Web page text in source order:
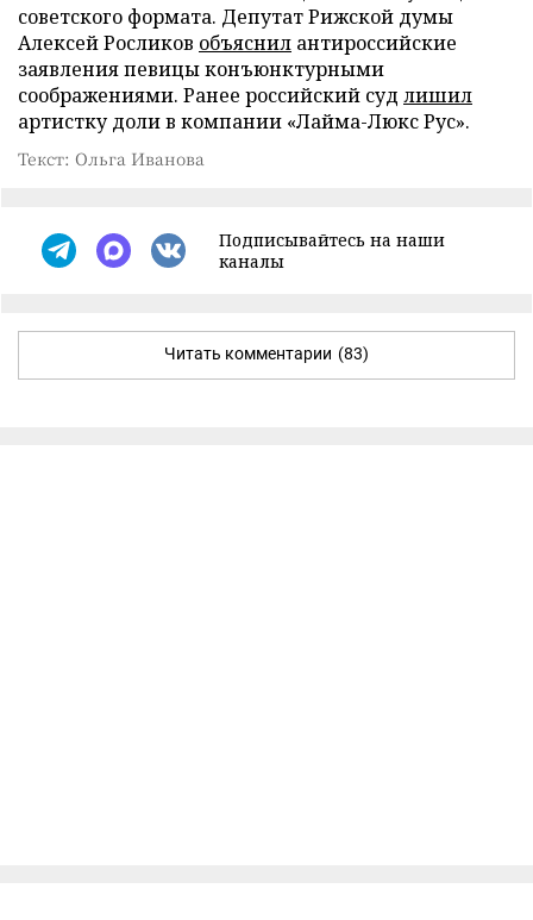
советского формата. Депутат Рижской думы
Алексей Росликов объяснил антироссийские
заявления певицы конъюнктурными
соображениями. Ранее российский суд лишил
артистку доли в компании «Лайма-Люкс Рус».
Текст: Ольга Иванова
Подписывайтесь на наши
каналы
Читать комментарии (83)